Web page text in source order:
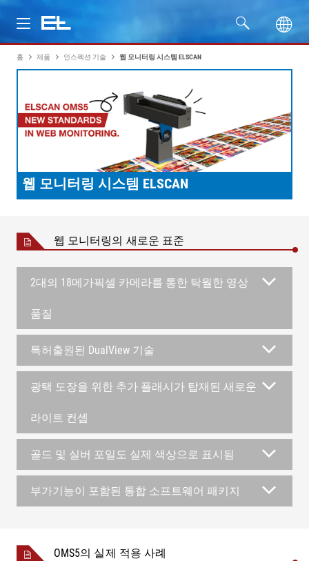
제품
산업
서비스
회사명
홈 제품 인스펙션 기술 웹 모니터링 시스템 ELSCAN
웹 모니터링 시스템 ELSCAN
웹 모니터링의 새로운 표준
2대의 18메가픽셀 카메라를 통한 탁월한 영상
품질
특허출원된 DualView 기술
광택 도장을 위한 추가 플래시가 탑재된 새로운
라이트 컨셉
골드 및 실버 포일도 실제 색상으로 표시됨
부가기능이 포함된 통합 소프트웨어 패키지
OMS5의 실제 적용 사례